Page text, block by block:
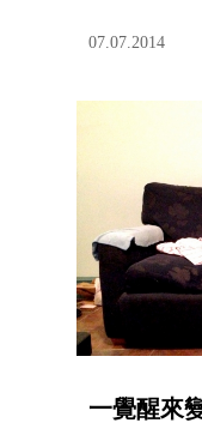
07.07.2014
一覺醒來